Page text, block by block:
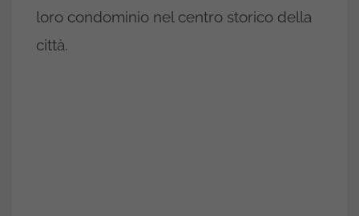
loro condominio nel centro storico della
città.